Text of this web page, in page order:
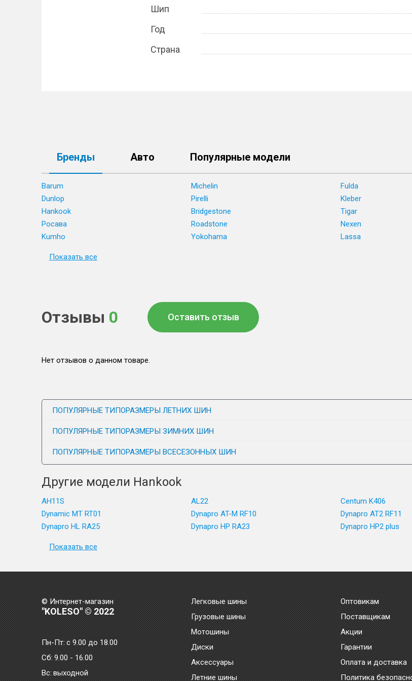
Шип
Год
Страна
Бренды Авто Популярные модели
Barum Michelin Fulda
Dunlop
Pirelli Kleber
Hankook
Bridgestone Tigar
Росава
Roadstone Nexen
Kumho
Yokohama Lassa
Показать все
Отзывы 0 Оставить отзыв
Нет отзывов о данном товаре.
ПОПУЛЯРНЫЕ ТИПОРАЗМЕРЫ ЛЕТНИХ ШИН
ПОПУЛЯРНЫЕ ТИПОРАЗМЕРЫ ЗИМНИХ ШИН
ПОПУЛЯРНЫЕ ТИПОРАЗМЕРЫ ВСЕСЕЗОННЫХ ШИН
Другие модели Hankook
AH11S AL22 Centum K406
Dynamic MT RT01
Dynapro AT-M RF10 Dynapro AT2 RF11
Dynapro HL RA25
Dynapro HP RA23 Dynapro HP2 plus
Показать все
© Интернет-магазин
"KOLESO" © 2022
Пн-Пт:с 9.00 до 18.00
Сб: 9.00 - 16.00
Bc: выходной
Легковые шины
Грузовые шины
Мотошины
Диски
Аксессуары
Летние шины
Оптовикам
Поставщикам
Акции
Гарантии
Оплата и доставка
Политика